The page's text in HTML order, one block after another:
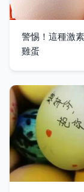
警惕！這種激
雞蛋